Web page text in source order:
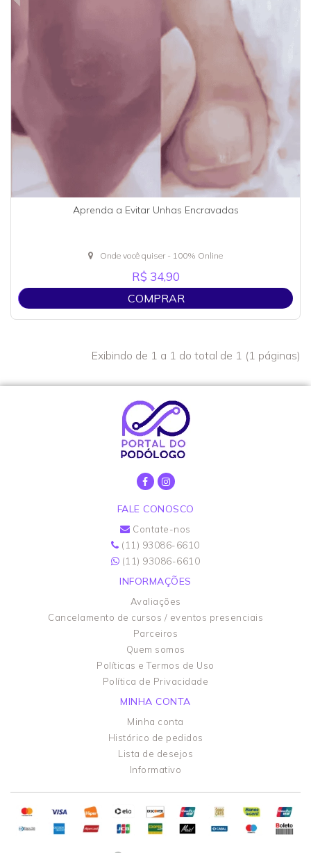
Aprenda a Evitar Unhas Encravadas
Onde você quiser - 100% Online
R$ 34,90
COMPRAR
Exibindo de 1 a 1 do total de 1 (1 páginas)
FALE CONOSCO
Contate-nos
(11) 93086-6610
(11) 93086-6610
INFORMAÇÕES
Avaliações
Cancelamento de cursos / eventos presenciais
Parceiros
Quem somos
Políticas e Termos de Uso
Política de Privacidade
MINHA CONTA
Minha conta
Histórico de pedidos
Lista de desejos
Informativo